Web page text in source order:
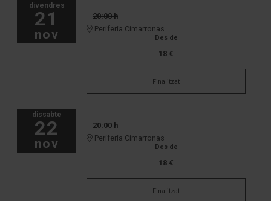
divendres
21
nov
20:00 h
Periferia Cimarronas
Des de
18 €
Finalitzat
dissabte
22
nov
20:00 h
Periferia Cimarronas
Des de
18 €
Finalitzat